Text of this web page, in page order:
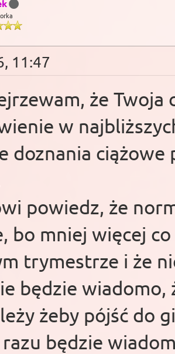
11:47
że Twoja
w
doznania ciążowe
powiedz, że
bo mniej więcej
trymestrze i że
będzie wiadomo,
żeby pójść do
będzie